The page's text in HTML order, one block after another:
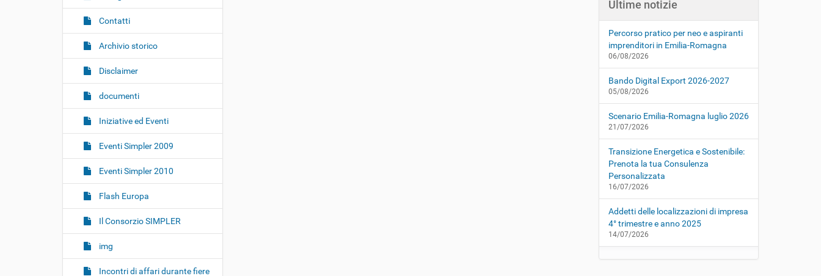
Contatti
Archivio storico
Disclaimer
documenti
Iniziative ed Eventi
Eventi Simpler 2009
Eventi Simpler 2010
Flash Europa
Il Consorzio SIMPLER
img
Incontri di affari durante fiere
Ultime notizie
Percorso pratico per neo e aspiranti
imprenditori in Emilia-Romagna
06/08/2026
Bando Digital Export 2026-2027
05/08/2026
Scenario Emilia-Romagna luglio 2026
21/07/2026
Transizione Energetica e Sostenibile:
Prenota la tua Consulenza
Personalizzata
16/07/2026
Addetti delle localizzazioni di impresa
4° trimestre e anno 2025
14/07/2026